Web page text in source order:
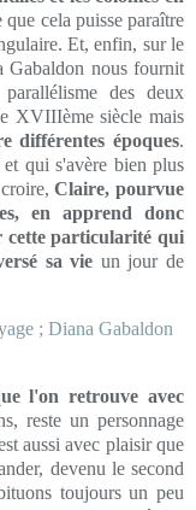
que cela puisse paraître
Et, enfin, sur le
Gabaldon nous fournit
des deux
XVIIIème siècle mais
différentes époques.
qui s'avère bien plus
croire,Claire, pourvue
en apprend donc
cette particularité qui
sa vie un jour de
l'on retrouve avec
reste un personnage
aussi avec plaisir que
devenu le second
toujours un peu